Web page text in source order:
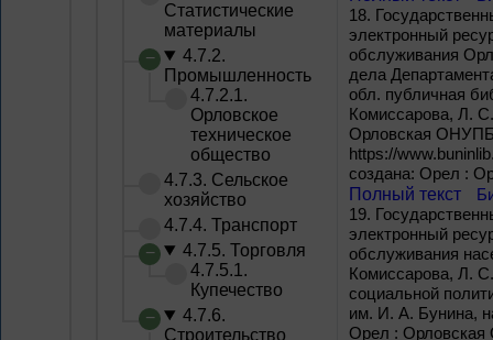
Статистические
материалы
4.7.2.
Промышленность
4.7.2.1.
Орловское
техническое
общество
4.7.3. Сельское
хозяйство
4.7.4. Транспорт
4.7.5. Торговля
4.7.5.1.
Купечество
4.7.6.
Строительство
18.
электронный
обслуживания
дела
обл. публичная
Комиссарова, Л.
Орловская ОНУПБ
https://
создана: Орел :
Полный текст
19.
электронный
обслуживания
Комиссарова, Л.
социальной
им. И. А. Бунина,
Орел : Орловская